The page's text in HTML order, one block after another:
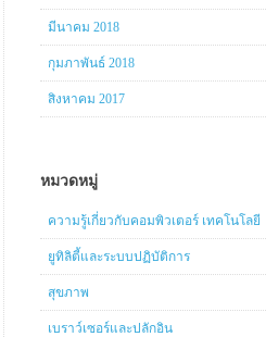
มีนาคม 2018
กุมภาพันธ์ 2018
สิงหาคม 2017
หมวดหมู่
ความรู้เกี่ยวกับคอมพิวเตอร์ เทคโนโลยี
ยูทิลิตี้และระบบปฏิบัติการ
สุขภาพ
เบราว์เซอร์และปลักอิน